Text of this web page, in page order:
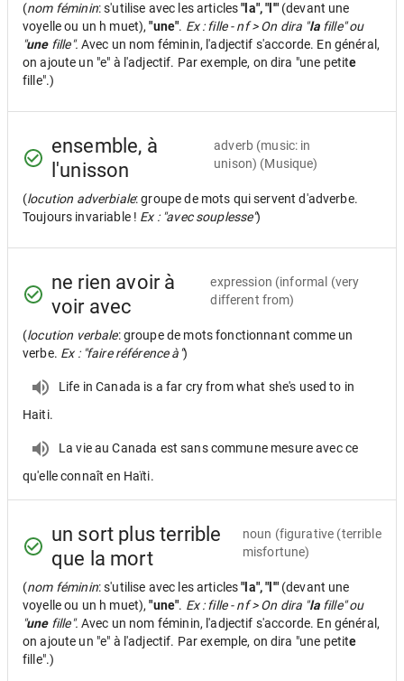
(nom féminin: s'utilise avec les articles"la", "l'" (devant une
voyelle ou un h muet),"une". Ex : fille - nf > On dira "lafille" ou
"unefille". Avec un nom féminin, l'adjectif s'accorde. En général,
on ajoute un "e" à l'adjectif. Par exemple, on dira "une petite
fille".)
ensemble, à
l'unisson
adverb (music: in
unison) (Musique)
(locution adverbiale: groupe de mots qui servent d'adverbe.
Toujours invariable ! Ex : "avec souplesse")
ne rien avoir à
voir avec
expression (informal (very
different from)
(locution verbale: groupe de mots fonctionnant comme un
verbe. Ex : "faire référence à")
Life in Canada is a far cry from what she's used to in
Haiti.
La vie au Canada est sans commune mesure avec ce
qu'elle connaît en Haïti.
un sort plus terrible
que la mort
noun (figurative (terrible
misfortune)
(nom féminin: s'utilise avec les articles"la", "l'" (devant une
voyelle ou un h muet),"une". Ex : fille - nf > On dira "lafille" ou
"unefille". Avec un nom féminin, l'adjectif s'accorde. En général,
on ajoute un "e" à l'adjectif. Par exemple, on dira "une petite
fille".)